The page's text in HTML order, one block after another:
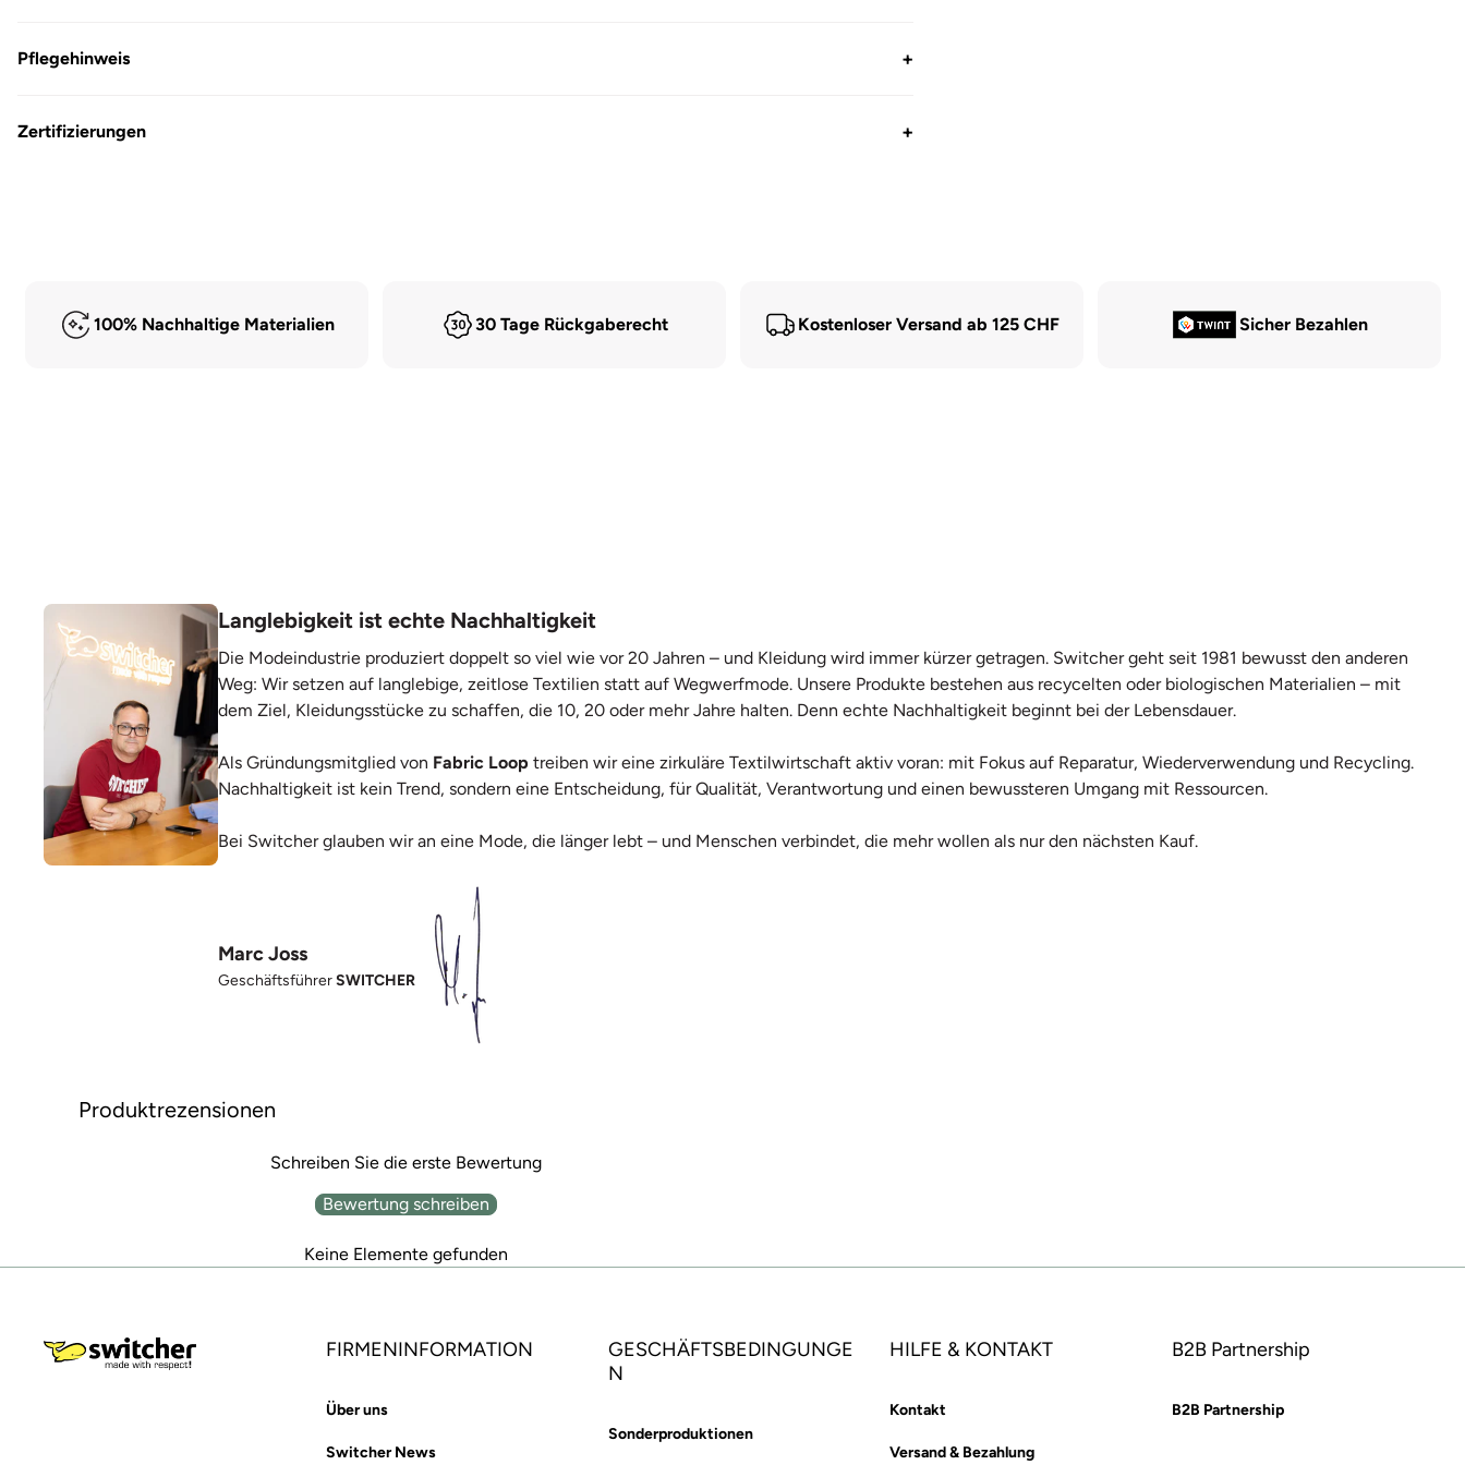
Pflegehinweis +
Zertifizierungen +
100% Nachhaltige Materialien 30 Tage Rückgaberecht Kostenloser Versand ab 125 CHF Sicher Bezahlen
Langlebigkeit ist echte Nachhaltigkeit
Die Modeindustrie produziert doppelt so viel wie vor 20 Jahren – und Kleidung wird immer kürzer getragen. Switcher geht seit 1981 bewusst den anderen
Weg: Wir setzen auf langlebige, zeitlose Textilien statt auf Wegwerfmode. Unsere Produkte bestehen aus recycelten oder biologischen Materialien – mit
dem Ziel, Kleidungsstücke zu schaffen, die 10, 20 oder mehr Jahre halten. Denn echte Nachhaltigkeit beginnt bei der Lebensdauer.
Als Gründungsmitglied von Fabric Loop treiben wir eine zirkuläre Textilwirtschaft aktiv voran: mit Fokus auf Reparatur, Wiederverwendung und Recycling.
Nachhaltigkeit ist kein Trend, sondern eine Entscheidung, für Qualität, Verantwortung und einen bewussteren Umgang mit Ressourcen.
Bei Switcher glauben wir an eine Mode, die länger lebt – und Menschen verbindet, die mehr wollen als nur den nächsten Kauf.
Marc Joss
GeschäftsführerSWITCHER
Produktrezensionen
Schreiben Sie die erste Bewertung
Bewertung schreiben
Keine Elemente gefunden
FIRMENINFORMATION
Über uns
Switcher News
GESCHÄFTSBEDINGUNGE
N
Sonderproduktionen
HILFE & KONTAKT
Kontakt
Versand & Bezahlung
B2B Partnership
B2B Partnership